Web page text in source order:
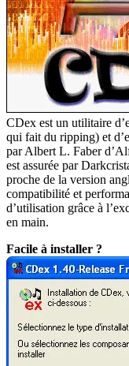
CDex est un utilitaire
qui fait du ripping) et
par Albert L. Faber
est assurée par
proche de la version
compatibilité et
d’utilisation grâce à
en main.
Facile à installer ?